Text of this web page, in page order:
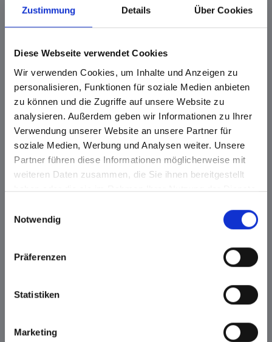
Zustimmung Details Über Cookies
Diese Webseite verwendet Cookies
Wir verwenden Cookies, um Inhalte und Anzeigen zu
personalisieren, Funktionen für soziale Medien anbieten
zu können und die Zugriffe auf unsere Website zu
analysieren. Außerdem geben wir Informationen zu Ihrer
Verwendung unserer Website an unsere Partner für
soziale Medien, Werbung und Analysen weiter. Unsere
Partner führen diese Informationen möglicherweise mit
weiteren Daten zusammen, die Sie ihnen bereitgestellt
haben oder die sie im Rahmen Ihrer Nutzung der Dienste
Notwendig
Präferenzen
Statistiken
Marketing
silber
konischer Griff
Zwischenglied